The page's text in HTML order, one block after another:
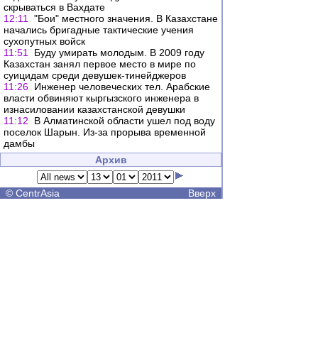
скрываться в Вахдате
12:11
"Бои" местного значения. В Казахстане
начались бригадные тактические учения
сухопутных войск
11:51
Буду умирать молодым. В 2009 году
Казахстан занял первое место в мире по
суицидам среди девушек-тинейджеров
11:26 Инженер человеческих тел. Арабские
власти обвиняют кыргызского инженера в
изнасиловании казахстанской девушки
11:12
В Алматинской области ушел под воду
поселок Шарын. Из-за прорыва временной
дамбы
Архив
© CentrAsia Вверх